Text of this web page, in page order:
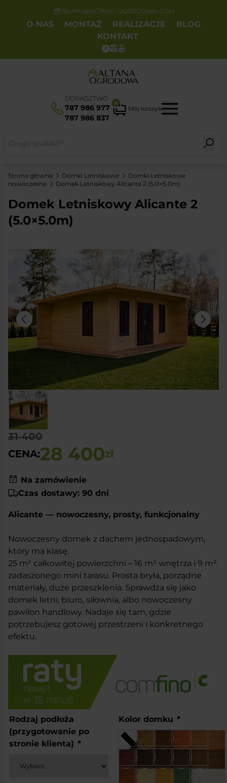
BIURO@ALTANA-OGRODOWA.COM
O NAS MONTAŻ REALIZACJE
BLOG
KONTAKT
DORADZTWO
787 986 977
787 986 837
0
Mój koszyk
Strona główna Domki Letniskowe
Domki Letniskowe
nowoczesne
Domek Letniskowy Alicante 2 (5.0×5.0m)
Domek Letniskowy Alicante 2
(5.0×5.0m)
31 400
CENA:28 400zł
Na zamówienie
Czas dostawy: 90 dni
Alicante — nowoczesny, prosty, funkcjonalny
Nowoczesny domek z dachem jednospadowym,
który ma klasę.
25 m² całkowitej powierzchni – 16 m² wnętrza i 9 m²
zadaszonego mini tarasu. Prosta bryła, porządne
materiały, duże przeszklenia. Sprawdza się jako
domek letni, biuro, siłownia, albo nowoczesny
pawilon handlowy. Nadaje się tam, gdzie
potrzebujesz gotowej przestrzeni i konkretnego
efektu.
Rodzaj podłoża
(przygotowanie po
stronie klienta) *
Kolor domku *